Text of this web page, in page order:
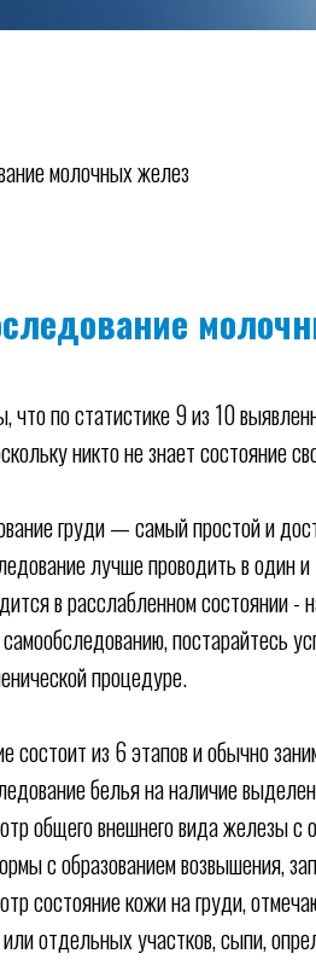
молочных желез
что по статистике 9 из 10
никто не знает состояние
груди — самый простой и
лучше проводить в один
в расслабленном состоянии
постарайтесь
процедуре.
состоит из 6 этапов и обычно
белья на наличие
общего внешнего вида железы
с образованием возвышения,
состояние кожи на груди,
отдельных участков, сыпи,